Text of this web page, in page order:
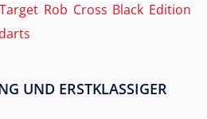
Target Rob Cross Black Edition
UND ERSTKLASSIGER